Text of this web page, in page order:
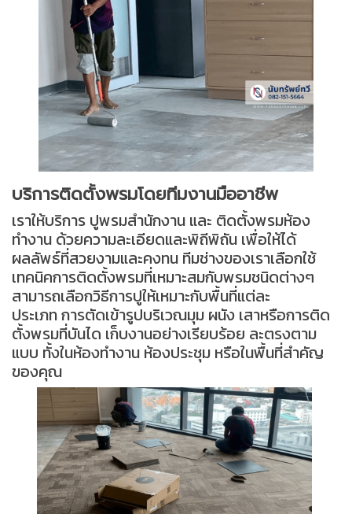
บริการติดตั้งพรมโดยทีมงานมืออาชีพ
เราให้บริการ ปูพรมสำนักงาน และ ติดตั้งพรมห้อง
ทำงาน ด้วยความละเอียดและพิถีพิถัน เพื่อให้ได้
ผลลัพธ์ที่สวยงามและคงทน ทีมช่างของเราเลือกใช้
เทคนิคการติดตั้งพรมที่เหมาะสมกับพรมชนิดต่างๆ
สามารถเลือกวิธีการปูให้เหมาะกับพื้นที่แต่ละ
ประเภท การตัดเข้ารูปบริเวณมุม ผนัง เสาหรือการติด
ตั้งพรมที่บันได เก็บงานอย่างเรียบร้อย ละตรงตาม
แบบ ทั้งในห้องทำงาน ห้องประชุม หรือในพื้นที่สำคัญ
ของคุณ